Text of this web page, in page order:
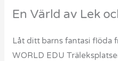
En Värld av Lek
Låt ditt barns fantasi flöda
WORLD EDU